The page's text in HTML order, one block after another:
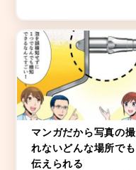
マンガだから写真の撮
れないどんな場所でも
伝えられる